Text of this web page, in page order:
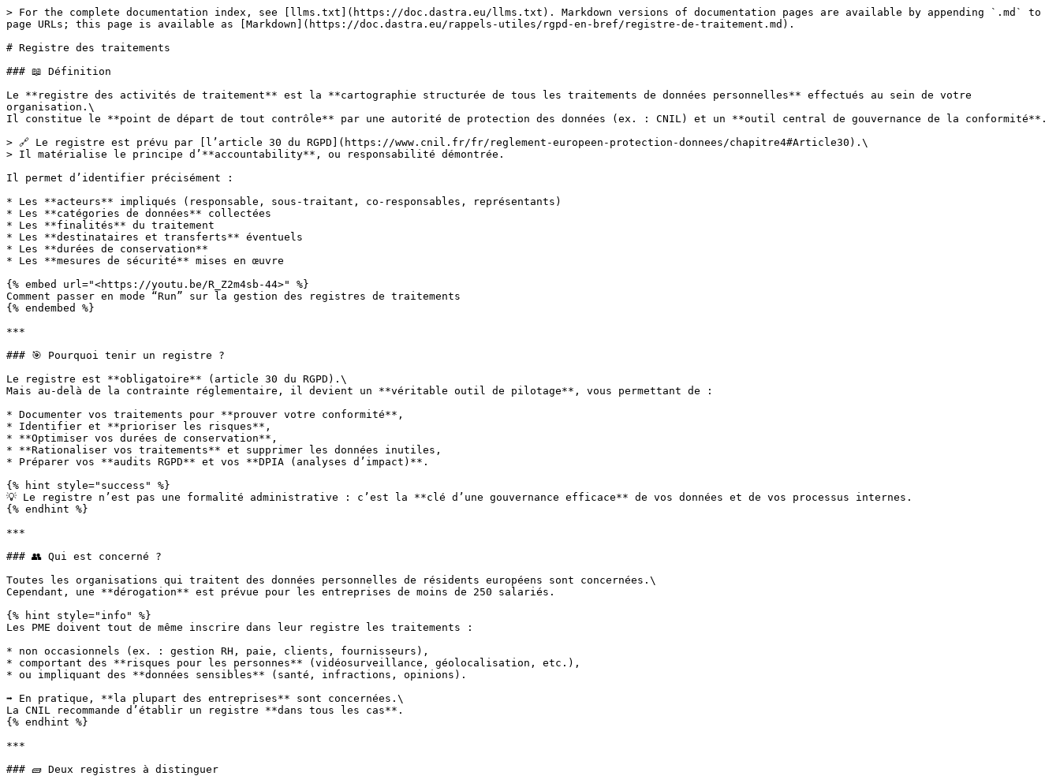
> For the complete documentation index, see [llms.txt](https://doc.dastra.eu/llms.txt). Markdown versions of documentation pages are available by appending `.md` to
page URLs; this page is available as [Markdown](https://doc.dastra.eu/rappels-utiles/rgpd-en-bref/registre-de-traitement.md).
# Registre des traitements
### 📖 Définition
Le **registre des activités de traitement** est la **cartographie structurée de tous les traitements de données personnelles** effectués au sein de votre
organisation.\
Il constitue le **point de départ de tout contrôle** par une autorité de protection des données (ex. : CNIL) et un **outil central de gouvernance de la conformité**.
> 🔗 Le registre est prévu par [l’article 30 du RGPD](https://www.cnil.fr/fr/reglement-europeen-protection-donnees/chapitre4#Article30).\
> Il matérialise le principe d’**accountability**, ou responsabilité démontrée.
Il permet d’identifier précisément :
* Les **acteurs** impliqués (responsable, sous-traitant, co-responsables, représentants)
* Les **catégories de données** collectées
* Les **finalités** du traitement
* Les **destinataires et transferts** éventuels
* Les **durées de conservation**
* Les **mesures de sécurité** mises en œuvre
{% embed url="<https://youtu.be/R_Z2m4sb-44>" %}
Comment passer en mode “Run” sur la gestion des registres de traitements
{% endembed %}
***
### 🎯 Pourquoi tenir un registre ?
Le registre est **obligatoire** (article 30 du RGPD).\
Mais au-delà de la contrainte réglementaire, il devient un **véritable outil de pilotage**, vous permettant de :
* Documenter vos traitements pour **prouver votre conformité**,
* Identifier et **prioriser les risques**,
* **Optimiser vos durées de conservation**,
* **Rationaliser vos traitements** et supprimer les données inutiles,
* Préparer vos **audits RGPD** et vos **DPIA (analyses d’impact)**.
{% hint style="success" %}
💡 Le registre n’est pas une formalité administrative : c’est la **clé d’une gouvernance efficace** de vos données et de vos processus internes.
{% endhint %}
***
### 👥 Qui est concerné ?
Toutes les organisations qui traitent des données personnelles de résidents européens sont concernées.\
Cependant, une **dérogation** est prévue pour les entreprises de moins de 250 salariés.
{% hint style="info" %}
Les PME doivent tout de même inscrire dans leur registre les traitements :
* non occasionnels (ex. : gestion RH, paie, clients, fournisseurs),
* comportant des **risques pour les personnes** (vidéosurveillance, géolocalisation, etc.),
* ou impliquant des **données sensibles** (santé, infractions, opinions).
➡️ En pratique, **la plupart des entreprises** sont concernées.\
La CNIL recommande d’établir un registre **dans tous les cas**.
{% endhint %}
***
### 🧱 Deux registres à distinguer